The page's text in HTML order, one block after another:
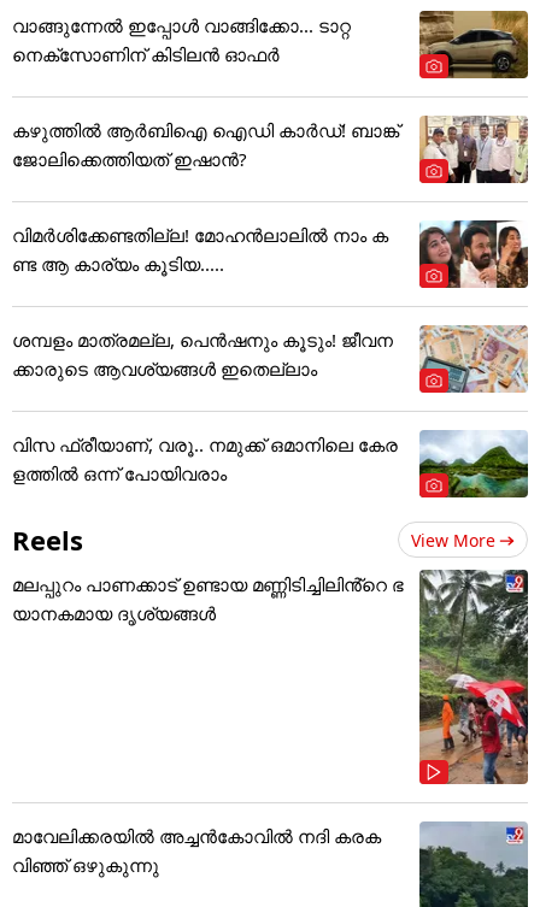
വാങ്ങുന്നേൽ ഇപ്പോൾ വാങ്ങിക്കോ... ടാറ്റ
നെക്സോണിന് കിടിലൻ ഓഫർ
കഴുത്തില്‍ ആര്‍ബിഐ ഐഡി കാര്‍ഡ്! ബാങ്ക്
ജോലിക്കെത്തിയത് ഇഷാന്‍?
വിമർശിക്കേണ്ടതില്ല! മോഹൻലാലിൽ നാം ക
ണ്ട ആ കാര്യം കൂടിയ.....
ശമ്പളം മാത്രമല്ല, പെൻഷനും കൂടും! ജീവന
ക്കാരുടെ ആവശ്യങ്ങൾ ഇതെല്ലാം
വിസ ഫ്രീയാണ്, വരൂ.. നമുക്ക് ഒമാനിലെ കേര
ളത്തിൽ ഒന്ന് പോയിവരാം
Reels View More
മലപ്പുറം പാണക്കാട് ഉണ്ടായ മണ്ണിടിച്ചിലിൻ്റെ ഭ
യാനകമായ ദൃശ്യങ്ങൾ
മാവേലിക്കരയിൽ അച്ചൻകോവിൽ നദി കരക
വിഞ്ഞ് ഒഴുകുന്നു